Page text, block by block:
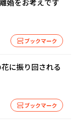
婚をお考えです
ブックマーク
に振り回される
ブックマーク